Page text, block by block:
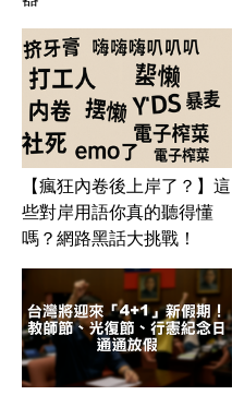
【瘋狂內卷後上岸了？】這
些對岸用語你真的聽得懂
嗎？網路黑話大挑戰！